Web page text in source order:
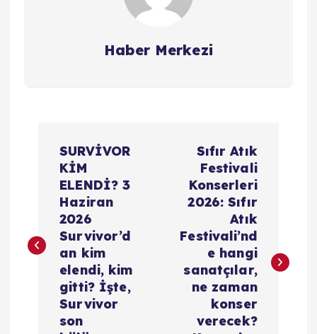
Haber Merkezi
ı
SURVİVOR
KİM
ELENDİ? 3
Haziran
2026
Survivor’d
an kim
elendi, kim
gitti? İşte,
Survivor
son
Sıfır Atık
Festivali
Konserleri
2026: Sıfır
Atık
Festivali’nd
e hangi
sanatçılar,
ne zaman
konser
verecek?